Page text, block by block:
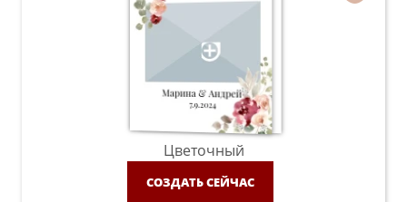
Цветочный
СОЗДАТЬ СЕЙЧАС